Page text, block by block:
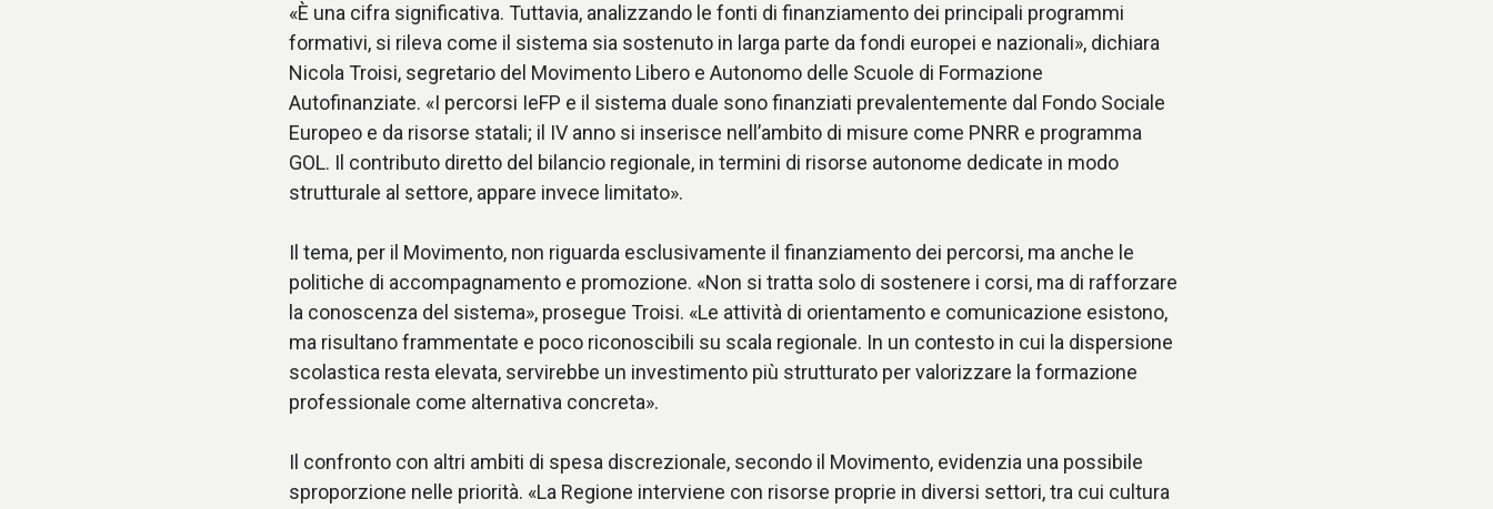
«È una cifra significativa. Tuttavia, analizzando le fonti di finanziamento dei principali programmi
formativi, si rileva come il sistema sia sostenuto in larga parte da fondi europei e nazionali», dichiara
Nicola Troisi, segretario del Movimento Libero e Autonomo delle Scuole di Formazione
Autofinanziate. «I percorsi IeFP e il sistema duale sono finanziati prevalentemente dal Fondo Sociale
Europeo e da risorse statali; il IV anno si inserisce nell’ambito di misure come PNRR e programma
GOL. Il contributo diretto del bilancio regionale, in termini di risorse autonome dedicate in modo
strutturale al settore, appare invece limitato».
Il tema, per il Movimento, non riguarda esclusivamente il finanziamento dei percorsi, ma anche le
politiche di accompagnamento e promozione. «Non si tratta solo di sostenere i corsi, ma di rafforzare
la conoscenza del sistema», prosegue Troisi. «Le attività di orientamento e comunicazione esistono,
ma risultano frammentate e poco riconoscibili su scala regionale. In un contesto in cui la dispersione
scolastica resta elevata, servirebbe un investimento più strutturato per valorizzare la formazione
professionale come alternativa concreta».
Il confronto con altri ambiti di spesa discrezionale, secondo il Movimento, evidenzia una possibile
sproporzione nelle priorità. «La Regione interviene con risorse proprie in diversi settori, tra cui cultura